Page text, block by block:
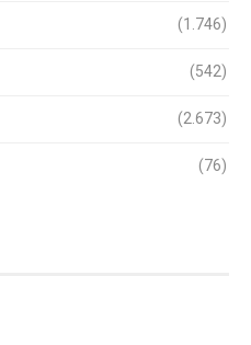
(1.746)
(542)
(2.673)
(76)